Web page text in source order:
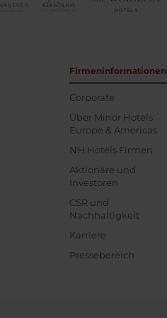
Firmeninformationen
Corporate
Über Minor Hotels
Europe & Americas
NH Hotels Firmen
Aktionäre und
Investoren
CSR und
Nachhaltigkeit
Karriere
Pressebereich